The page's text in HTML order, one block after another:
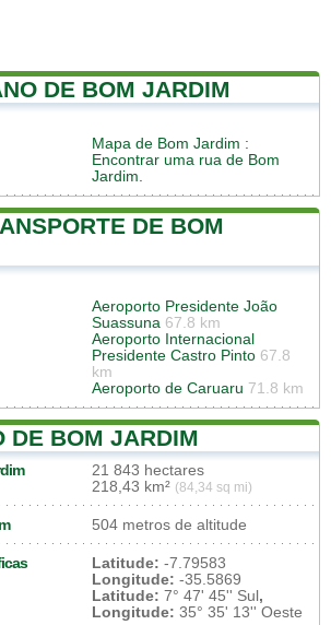
DE BOM JARDIM
Mapa de Bom Jardim :
Encontrar uma rua de Bom
Jardim.
DE BOM
Aeroporto Presidente João
Suassuna 67.8 km
Aeroporto Internacional
Presidente Castro Pinto 67.8
km
Aeroporto de Caruaru 71.8 km
DE BOM JARDIM
21 843 hectares
218,43 km² (84,34 sq mi)
504 metros de altitude
Latitude: -7.79583
Longitude: -35.5869
Latitude: 7° 47' 45'' Sul,
Longitude: 35° 35' 13'' Oeste